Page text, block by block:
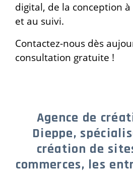
digital, de la conception
et au suivi.
Contactez-nous dès
consultation gratuite !
Agence de
Dieppe,
création de
commerces, les